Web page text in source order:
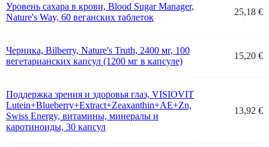
Уровень сахара в крови, Blood Sugar Manager,
Nature's Way, 60 веганских таблеток
25,18 €
Черника, Bilberry, Nature's Truth, 2400 мг, 100
вегетарианских капсул (1200 мг в капсуле)
15,20 €
Поддержка зрения и здоровья глаз, VISIOVIT
Lutein+Blueberry+Extract+Zeaxanthin+AE+Zn,
Swiss Energy, витамины, минералы и
каротиноиды, 30 капсул
13,92 €